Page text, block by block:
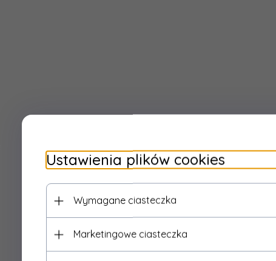
Ustawienia plików cookies
Wymagane ciasteczka
Marketingowe ciasteczka